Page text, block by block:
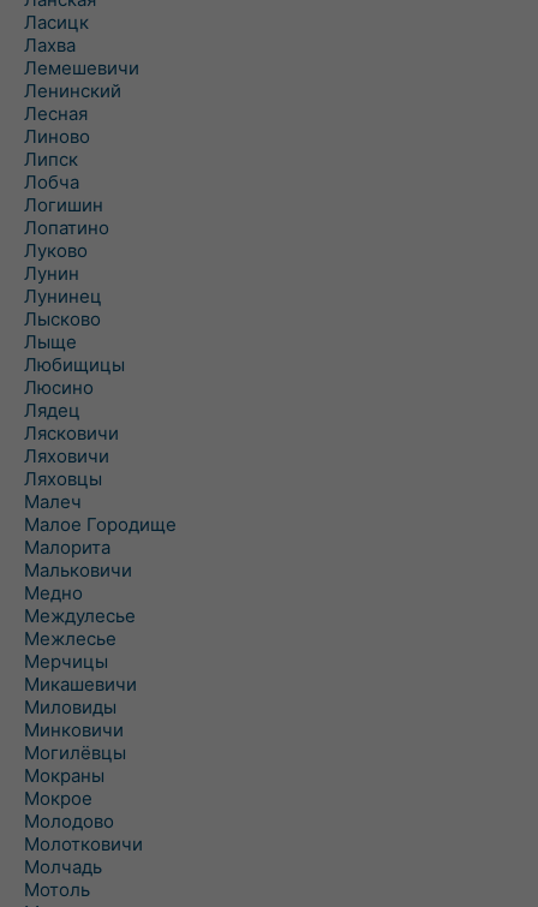
Ласицк
Лахва
Лемешевичи
Ленинский
Лесная
Линово
Липск
Лобча
Логишин
Лопатино
Луково
Лунин
Лунинец
Лысково
Лыще
Любищицы
Люсино
Лядец
Лясковичи
Ляховичи
Ляховцы
Малеч
Малое Городище
Малорита
Мальковичи
Медно
Междулесье
Межлесье
Мерчицы
Микашевичи
Миловиды
Минковичи
Могилёвцы
Мокраны
Мокрое
Молодово
Молотковичи
Молчадь
Мотоль